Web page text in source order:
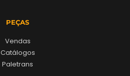
PEÇAS
Vendas
Catálogos
Paletrans